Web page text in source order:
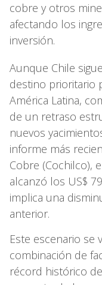
cobre y otros
afectando los
inversión.
Aunque Chile
destino prioritario
América Latina,
de un retraso
nuevos
informe más
Cobre (Cochilco),
alcanzó los US$
implica una
anterior.
Este escenario se
combinación de
récord histórico